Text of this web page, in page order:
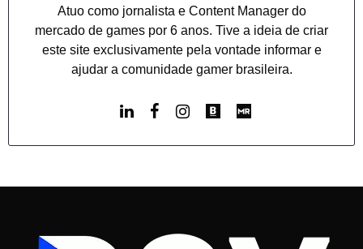
Atuo como jornalista e Content Manager do
mercado de games por 6 anos. Tive a ideia de criar
este site exclusivamente pela vontade informar e
ajudar a comunidade gamer brasileira.